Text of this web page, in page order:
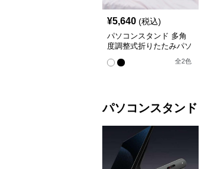
¥5,640 (税込)
パソコンスタンド 多角
度調整式折りたたみパソ
全2色
パソコンスタンド